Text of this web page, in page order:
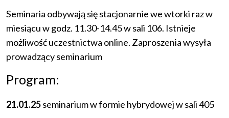
Seminaria odbywają sięstacjonarniewewtorki razw
miesiącuwgodz. 11.30-14.45wsali 106. Istnieje
możliwośćuczestnictwa online. Zaproszeniawysyła
prowadzącyseminarium
Program:
21.01.25seminariumwformie hybrydowejwsali405